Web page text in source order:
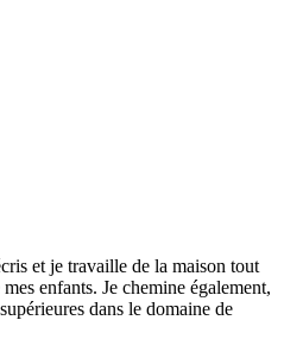
et je travaille de la maison tout
enfants. Je chemine également,
dans le domaine de